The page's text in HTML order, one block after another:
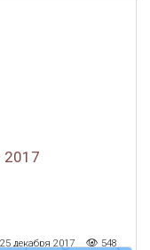
25 декабря 2017 548